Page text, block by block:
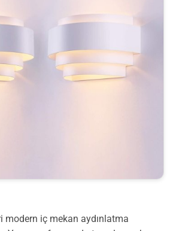
modern iç mekan aydınlatma